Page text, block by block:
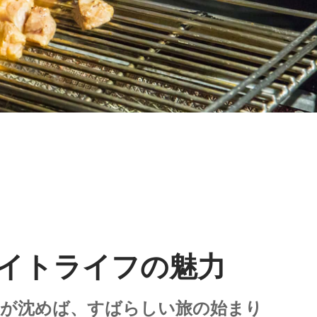
トライフの魅力
沈めば、すばらしい旅の始まり